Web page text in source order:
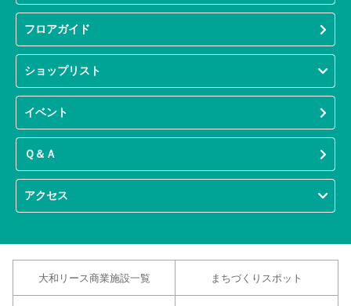
フロアガイド
ショップリスト
イベント
Ｑ＆Ａ
アクセス
大和リース商業施設一覧 まちづくりスポット